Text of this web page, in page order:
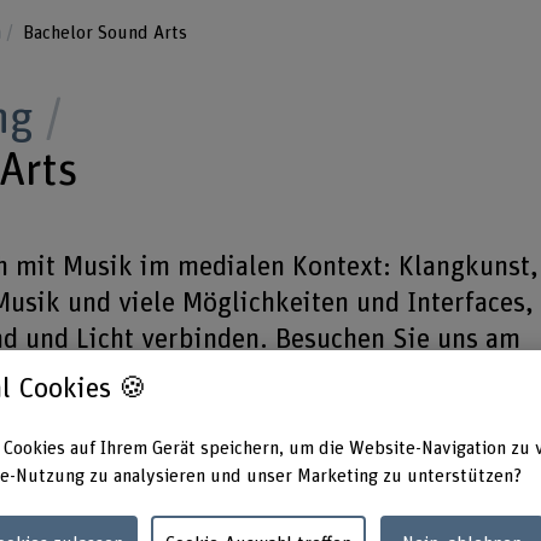
Bachelor Sound Arts
mit Musik im medialen Kontext: Klangkunst,
und viele Möglichkeiten und Interfaces,
und Licht verbinden. Besuchen Sie uns am
– HKB, Papiermühlestrasse 13d, 3014
studieren an der HKB
Cookies 🍪
auf Ihrem Gerät speichern, um die Website-Navigation zu
Nutzung zu analysieren und unser Marketing zu unterstützen?